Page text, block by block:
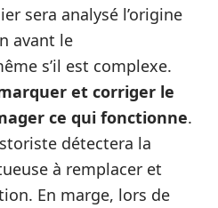
sera analysé l’origine
avant le
s’il est complexe.
et corriger le
ce qui fonctionne.
détectera la
à remplacer et
En marge, lors de